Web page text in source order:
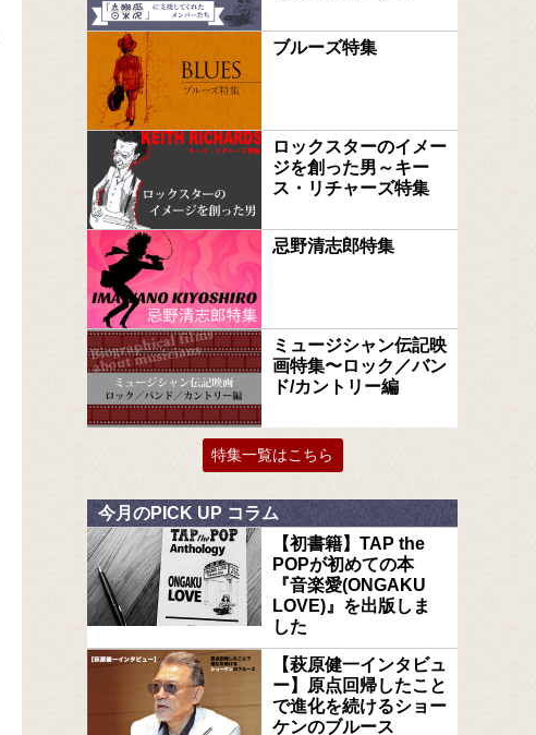
ブルーズ特集
ロックスターのイメー
ジを創った男～キー
ス・リチャーズ特集
忌野清志郎特集
ミュージシャン伝記映
画特集〜ロック／バン
ド/カントリー編
特集一覧はこちら
今月のPICK UP コラム
【初書籍】TAP the
POPが初めての本
『音楽愛(ONGAKU
LOVE)』を出版しま
した
【萩原健一インタビュ
ー】原点回帰したこと
で進化を続けるショー
ケンのブルース